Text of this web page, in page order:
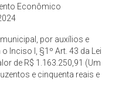
Econômico
por auxílios e
Inciso I, §1º Art. 43 da Lei
de R$ 1.163.250,91 (Um
e cinquenta reais e